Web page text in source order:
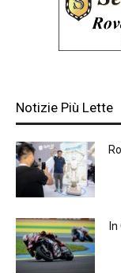
Notizie Più Lette
In